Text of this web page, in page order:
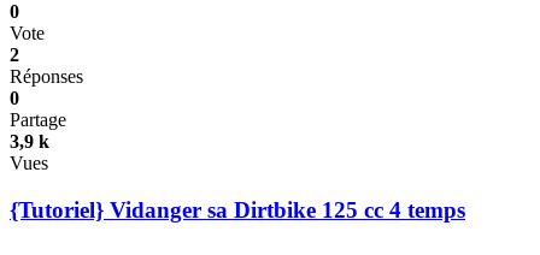
0
Vote
2
Réponses
0
Partage
3,9 k
Vues
{Tutoriel} Vidanger sa Dirtbike 125 cc 4 temps